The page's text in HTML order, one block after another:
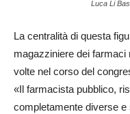
Luca Li
La centralità di questa
magazziniere dei farmaci
volte nel corso del
«Il farmacista pubblico,
completamente diverse